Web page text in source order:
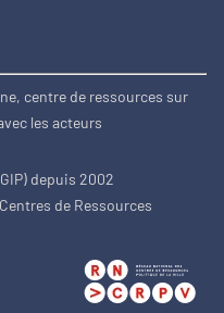
centre de ressources sur
les acteurs
depuis 2002
de Ressources